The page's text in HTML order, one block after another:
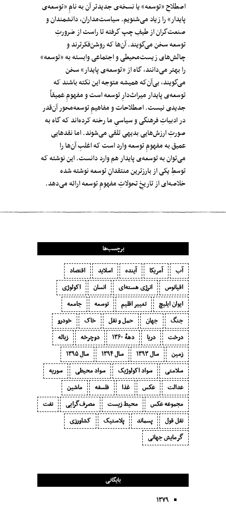
اصطلاحِ «توسعه» یا نسخه‌ی جدیدتر آن به نامِ «توسعه‌ی
پایدار» را زیاد می‌شنویم. سیاست‌مداران، دانشمندان و
صنعت‌گران از طیفِ چپ گرفته تا راست از ضرورتِ
توسعه سخن می‌گویند. آن‌ها که روشن‌فکرترند و
چالش‌های زیست‌محیطی و اجتماعی وابسته به «توسعه»
را بهتر می‌دانند، گاه از «توسعه‌ی پایدار» سخن
می‌گویند، بی‌آن‌که همیشه متوجه این نکته باشند که
توسعه‌ی پایدار میراث‌دارِ توسعه است و مفهومِ عمیقاً
جدیدی نیست. اصطلاحات و مفاهیمِ توسعه‌‌محور آن‌قدر
در ادبیاتِ فرهنگی و سیاسیِ ما رخنه کرده‌اند که گاه به
صورتِ ارزش‌هایی بدیهی تلقی می‌شوند. اما نقدهایی
عمیق به مفهومِ توسعه وارد است که اغلبِ آن‌ها را
می‌توان به توسعه‌ی پایدار هم وارد دانست. این نوشته که
توسطِ یکی از بارزترین منتقدانِ توسعه نوشته شده
خلاصه‌ای از تاریخِ تحولاتِ مفهومِ توسعه ارائه می‌دهد.
برچسب‌ها
آب آمریکا آینده اسلاید
اقتصاد
اقیانوس
انرژی هسته‌ای انسان
اکولوژی
ایوان ایلیچ
تغییر اقلیم توسعه
جامعه
جنگ
جهان حمل و نقل خاک
خودرو
درخت
دریا دههٔ ۱‍۳۶۰ دوچرخه
زباله
زمین
سال ۱۳۹۳ سال ۱۳۹۴
سال ۱۳۹۵
سلامتی
سواد اکولوژیک سواد محیطی
سوریه
عدالت
عکس غذا فلسفه
ماشین
مجموعه عکس
محیط زیست مصرف‌گرایی‬
نفت
نقل قول
پسماند پلاستیک
کشاورزی
گرمایش جهانی
بایگانی
۱۳۷۹